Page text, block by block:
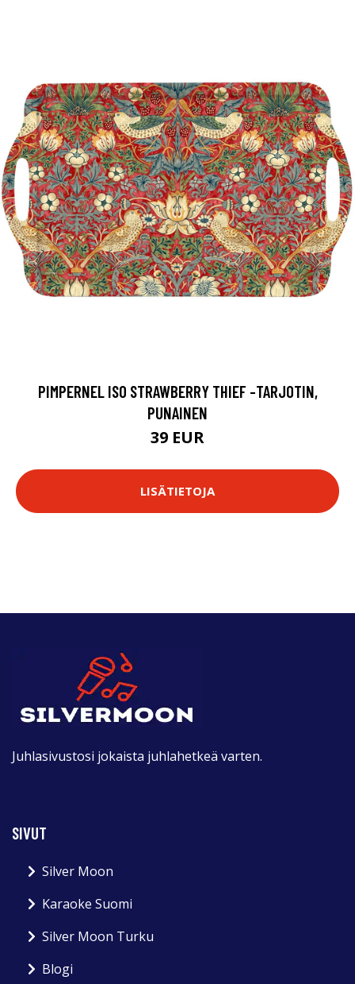
PIMPERNEL ISO STRAWBERRY THIEF -TARJOTIN,
PUNAINEN
39 EUR
LISÄTIETOJA
Juhlasivustosi jokaista juhlahetkeä varten.
SIVUT
Silver Moon
Karaoke Suomi
Silver Moon Turku
Blogi